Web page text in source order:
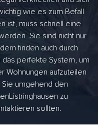
wie es zum Befall
ist, muss schnell eine
Sie sind nicht nur
finden auch durch
das perfekte System, um
Wohnungen aufzuteilen
umgehend den
zu
sollten.